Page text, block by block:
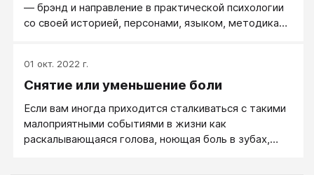
— брэнд и направление в практической психологии
со своей историей, персонами, языком, методиками
01 окт. 2022 г.
Снятие или уменьшение боли
Если вам иногда приходится сталкиваться с такими
малоприятными событиями в жизни как
раскалывающаяся голова, ноющая боль в зубах,